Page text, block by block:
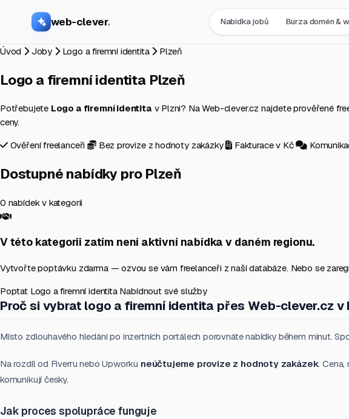
web-clever. Nabídka jobů Burza domén &
Úvod Joby Logo a firemní identita Plzeň
Logo a firemní identita Plzeň
Potřebujete Logo a firemní identita v Plzni? Na Web-clever.cz najdete prověřené
ceny.
Ověření freelanceři
Bez provize z hodnoty zakázky Fakturace v Kč
Dostupné nabídky pro Plzeň
0 nabídek v kategorii
V této kategorii zatím není aktivní nabídka v daném regionu.
Vytvořte poptávku zdarma — ozvou se vám freelanceři z naší databáze. Nebo se
Poptat Logo a firemní identita Nabídnout své služby
Proč si vybrat logo a firemní identita přes Web-clever.cz v
Místo zdlouhavého hledání po inzertních portálech porovnáte nabídky během minut.
Na rozdíl od Fiverru nebo Upworku neúčtujeme provize z hodnoty zakázek.
komunikují česky.
Jak proces spolupráce funguje